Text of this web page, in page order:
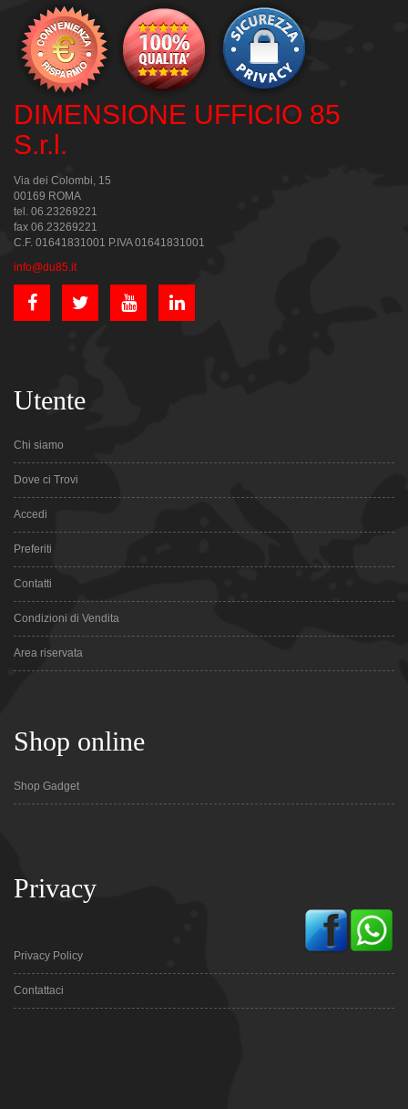
DIMENSIONE UFFICIO 85
S.r.l.
Via dei Colombi, 15
00169 ROMA
tel. 06.23269221
fax 06.23269221
C.F. 01641831001 P.IVA 01641831001
info@du85.it
Utente
Chi siamo
Dove ci Trovi
Accedi
Preferiti
Contatti
Condizioni di Vendita
Area riservata
Shop online
Shop Gadget
Privacy
Privacy Policy
Contattaci